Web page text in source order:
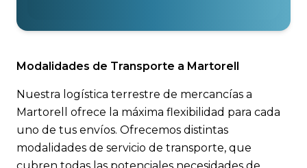
Modalidades de Transporte a Martorell
Nuestra logística terrestre de mercancías a
Martorell ofrece la máxima flexibilidad para cada
uno de tus envíos. Ofrecemos distintas
modalidades de servicio de transporte, que